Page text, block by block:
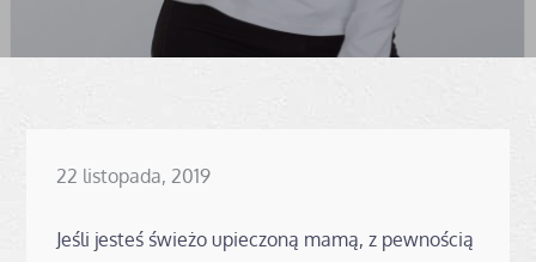
Posted
22 listopada, 2019
Jeśli jesteś świeżo upieczoną mamą, z pewnością